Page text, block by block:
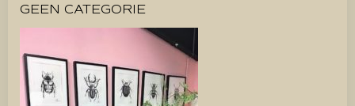
GEEN CATEGORIE